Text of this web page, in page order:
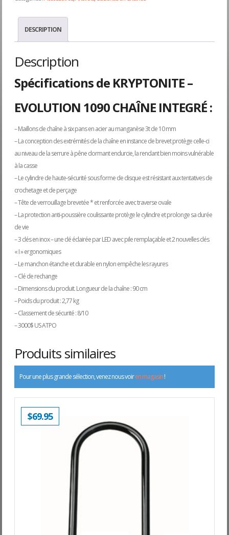
DESCRIPTION
Description
Spécifications de KRYPTONITE –
EVOLUTION 1090 CHAÎNE INTEGRÉ :
– Maillons de chaîne à six pans en acier au manganèse 3t de 10 mm
– La conception des extrémités de la chaîne en instance de brevet protège celle-ci
au niveau de la serrure à pêne dormant endurcie, la rendant bien moins vulnérable
à la casse
– Le cylindre de haute-sécurité sous forme de disque est résistant aux tentatives de
crochetage et de perçage
– Tête de verrouillage brevetée * et renforcée avec traverse ovale
– La protection anti-poussière coulissante protège le cylindre et prolonge sa durée
de vie
– 3 clés en inox – une clé éclairée par LED avec pile remplaçable et 2 nouvelles clés
« I » ergonomiques
– Le manchon étanche et durable en nylon empêche les rayures
– Clé de rechange
– Dimensions du produit. Longueur de la chaîne : 90 cm
– Poids du produit : 2,77 kg
– Classement de sécurité : 8/10
– 3000$ US ATPO
Produits similaires
Pour une plus grande sélection, venez nous voiren magasin!
$69.95